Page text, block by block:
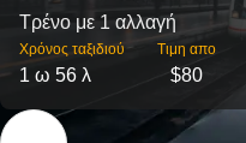
Τρένο με 1 αλλαγή
Χρόνος ταξιδιού
1 ω 56 λ
Τιμη απο
$80